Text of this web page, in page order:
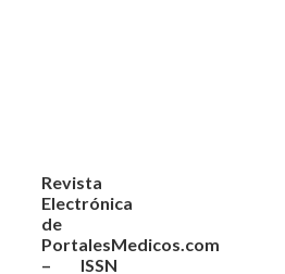
Revista
Electrónica
de
PortalesMedicos.com
– ISSN